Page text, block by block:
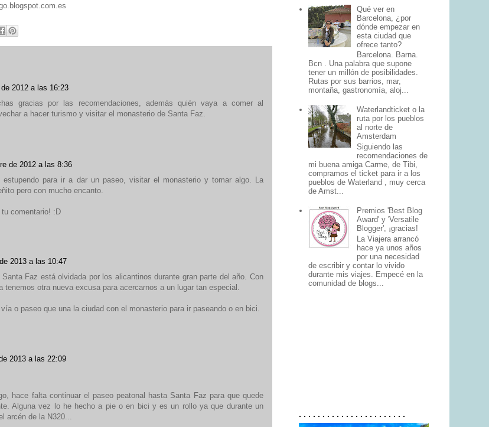
2012 a las 16:23
gracias por las recomendaciones, además quién vaya a comer al
a hacer turismo y visitar el monasterio de Santa Faz.
de 2012 a las 8:36
para ir a dar un paseo, visitar el monasterio y tomar algo. La
pero con mucho encanto.
tu comentario! :D
2013 a las 10:47
Santa Faz está olvidada por los alicantinos durante gran parte del año. Con
tenemos otra nueva excusa para acercarnos a un lugar tan especial.
o paseo que una la ciudad con el monasterio para ir paseando o en bici.
2013 a las 22:09
hace falta continuar el paseo peatonal hasta Santa Faz para que quede
Alguna vez lo he hecho a pie o en bici y es un rollo ya que durante un
arcén de la N320...
Qué ver en
Barcelona, ¿por
dónde empezar en
esta ciudad que
ofrece tanto?
Barcelona. Barna.
Bcn . Una palabra que supone
tener un millón de posibilidades.
Rutas por sus barrios, mar,
montaña, gastronomía, aloj...
Waterlandticket o la
ruta por los pueblos
al norte de
Amsterdam
Siguiendo las
recomendaciones de
mi buena amiga Carme, de Tibi,
compramos el ticket para ir a los
pueblos de Waterland , muy cerca
de Amst...
Premios 'Best Blog
Award' y 'Versatile
Blogger', ¡gracias!
La Viajera arrancó
hace ya unos años
por una necesidad
de escribir y contar lo vivido
durante mis viajes. Empecé en la
comunidad de blogs...
. . . . . . . . . . . . . . . . . . . . . . .